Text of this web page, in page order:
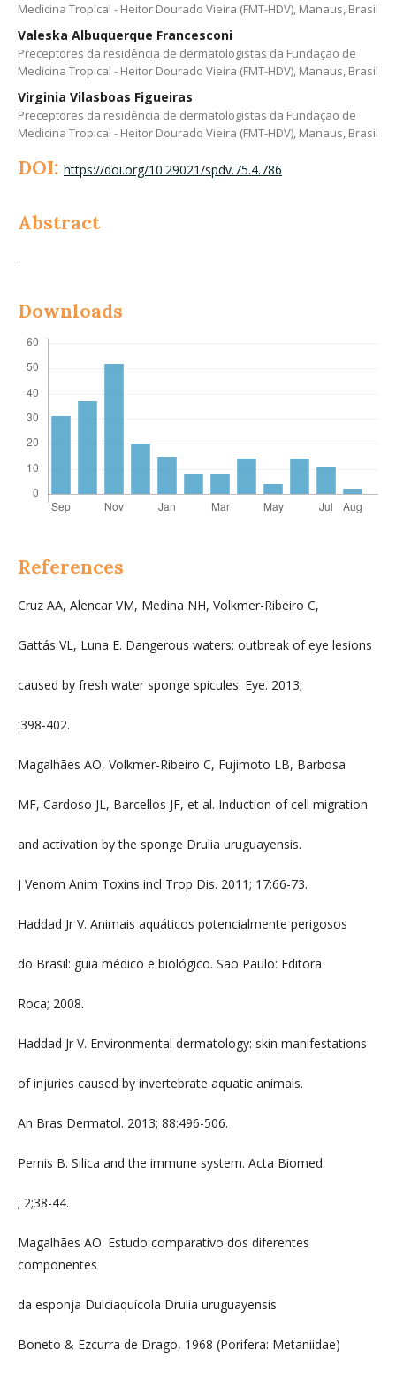
Medicina Tropical - Heitor Dourado Vieira (FMT-HDV), Manaus, Brasil
Valeska Albuquerque Francesconi
Preceptores da residência de dermatologistas da Fundação de
Medicina Tropical - Heitor Dourado Vieira (FMT-HDV), Manaus, Brasil
Virginia Vilasboas Figueiras
Preceptores da residência de dermatologistas da Fundação de
Medicina Tropical - Heitor Dourado Vieira (FMT-HDV), Manaus, Brasil
DOI: https://doi.org/10.29021/spdv.75.4.786
Abstract
.
Downloads
References
Cruz AA, Alencar VM, Medina NH, Volkmer-Ribeiro C,
Gattás VL, Luna E. Dangerous waters: outbreak of eye lesions
caused by fresh water sponge spicules. Eye. 2013;
:398-402.
Magalhães AO, Volkmer-Ribeiro C, Fujimoto LB, Barbosa
MF, Cardoso JL, Barcellos JF, et al. Induction of cell migration
and activation by the sponge Drulia uruguayensis.
J Venom Anim Toxins incl Trop Dis. 2011; 17:66-73.
Haddad Jr V. Animais aquáticos potencialmente perigosos
do Brasil: guia médico e biológico. São Paulo: Editora
Roca; 2008.
Haddad Jr V. Environmental dermatology: skin manifestations
of injuries caused by invertebrate aquatic animals.
An Bras Dermatol. 2013; 88:496-506.
Pernis B. Silica and the immune system. Acta Biomed.
; 2;38-44.
Magalhães AO. Estudo comparativo dos diferentes
componentes
da esponja Dulciaquícola Drulia uruguayensis
Boneto & Ezcurra de Drago, 1968 (Porifera: Metaniidae)